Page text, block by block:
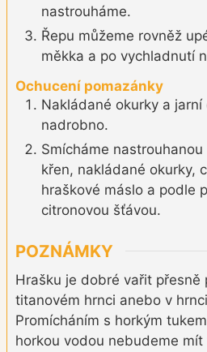
nastrouháme.
Řepu můžeme rovněž
měkka a po vychladnutí
Ochucení pomazánky
Nakládané okurky a
nadrobno.
Smícháme
křen, nakládané okurky,
hraškové máslo a podle
citronovou šťávou.
POZNÁMKY
Hrašku je dobré vařit přesně
titanovém hrnci anebo v
Promícháním s horkým
horkou vodou nebudeme